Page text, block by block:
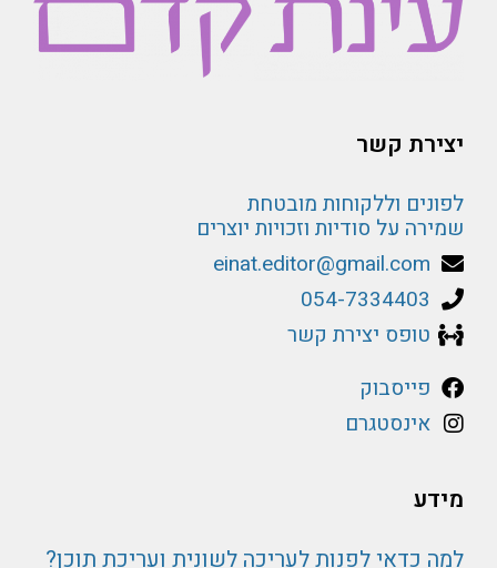
מידע
למה כדאי לפנות לעריכה לשונית ועריכת תוכן?
יצירת קשר
לפונים וללקוחות מובטחת
שמירה על סודיות וזכויות יוצרים
einat.editor@gmail.com
054-7334403
טופס יצירת קשר
פייסבוק
אינסטגרם